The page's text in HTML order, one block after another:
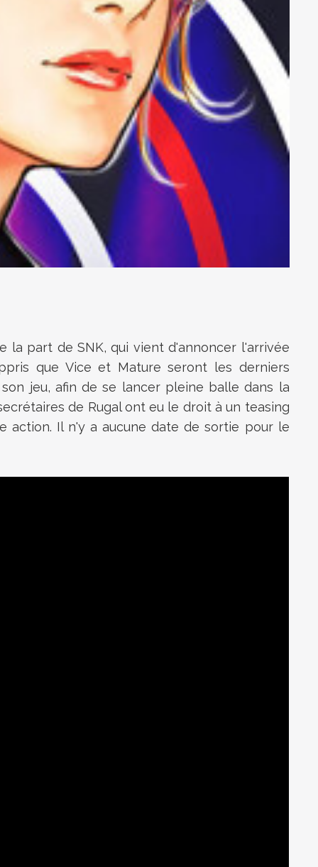
la part de SNK, qui vient d'annoncer l'arrivée
que Vice et Mature seront les derniers
jeu, afin de se lancer pleine balle dans la
de Rugal ont eu le droit à un teasing
action. Il n'y a aucune date de sortie pour le